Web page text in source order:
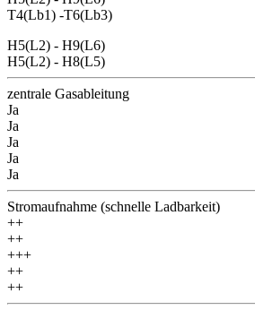
T4(Lb1) -T6(Lb3)
H5(L2) - H9(L6)
H5(L2) - H8(L5)
zentrale Gasableitung
Ja
Ja
Ja
Ja
Ja
Stromaufnahme (schnelle Ladbarkeit)
++
++
+++
++
++